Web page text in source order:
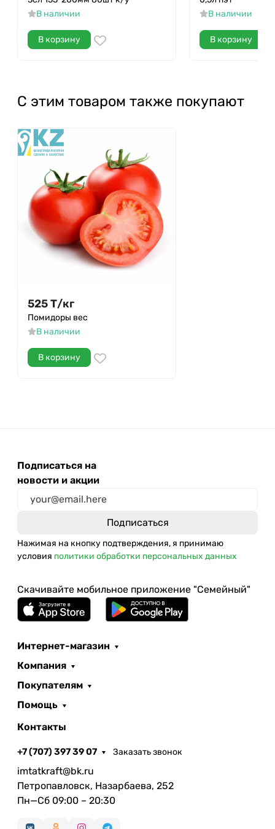
В наличии
В корзину
В наличии
В корзину
С этим товаром также покупают
525Т/кг
Помидоры вес
В наличии
В корзину
Подписаться на
новости и акции
Нажимая на кнопку подтверждения, я принимаю
условия политики обработки персональных данных
Скачивайте мобильное приложение "Семейный"
Интернет-магазин
Компания
Покупателям
Помощь
Контакты
+7 (707) 397 39 07 Заказать звонок
imtatkraft@bk.ru
Петропавловск, Назарбаева, 252
Пн—Сб 09:00 – 20:30